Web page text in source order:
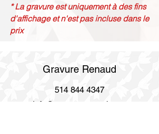
* La gravure est uniquement à des fins
d'affichage et n'est pas incluse dans le
prix
Gravure Renaud
514 844 4347
info@gravurerenaud.com